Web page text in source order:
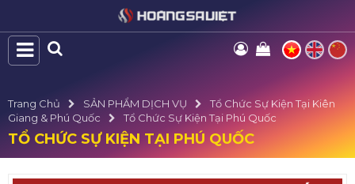
Trang Chủ SẢN PHẨM DỊCH VỤ
Tổ Chức Sự Kiện Tại Kiên
Giang & Phú Quốc
Tổ Chức Sự Kiện Tại Phú Quốc
TỔ CHỨC SỰ KIỆN TẠI PHÚ QUỐC